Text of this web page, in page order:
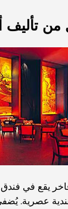
Global
جميرا: دليل
في دبي:
على قرض عقاري
يقع في فندق
عصرية.